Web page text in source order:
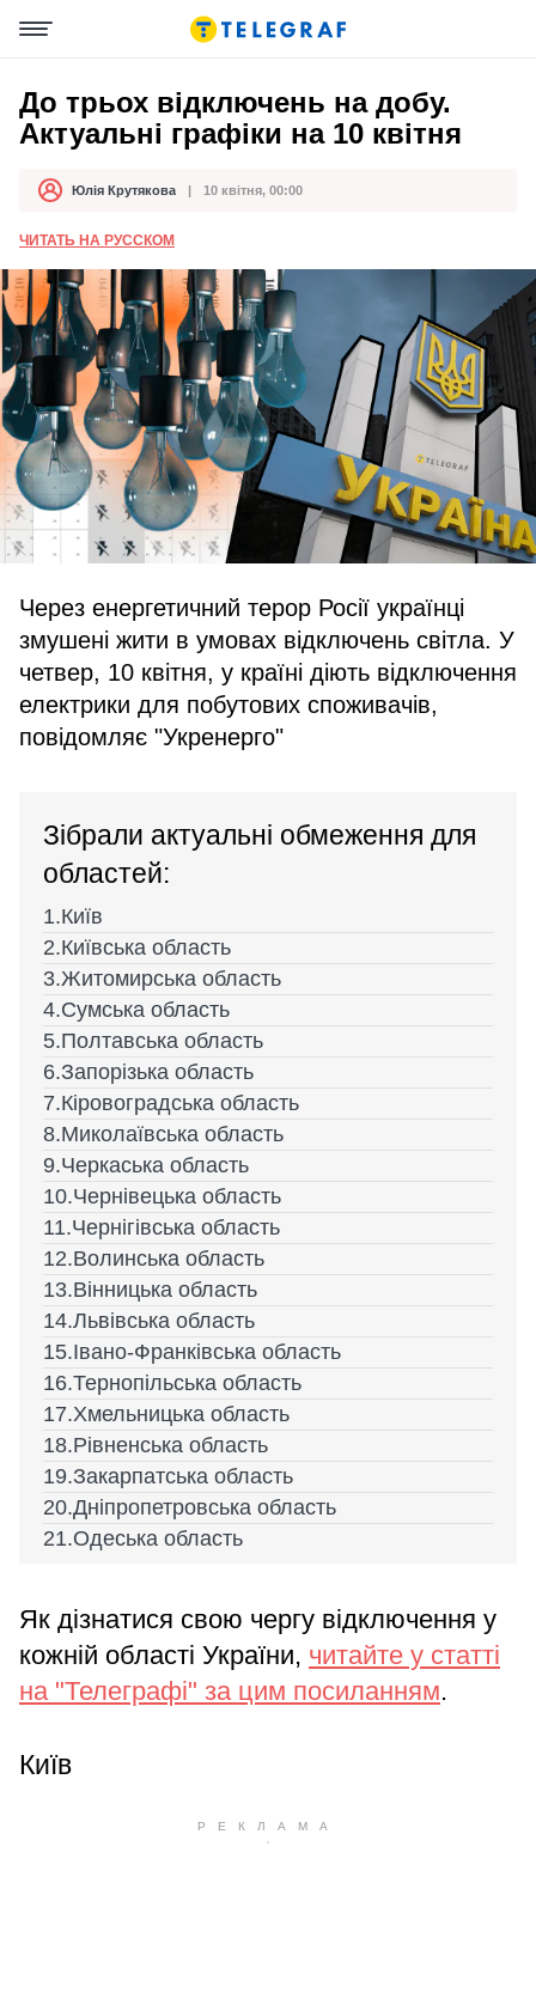
До трьох відключень на добу.
Актуальні графіки на 10 квітня
АвторЮлія Крутякова
Дата публікації 10 квітня, 00:00
ЧИТАТЬ НА РУССКОМ
Через енергетичний терор Росії українці
змушені жити в умовах відключень світла. У
четвер, 10 квітня, у країні діють відключення
електрики для побутових споживачів,
повідомляє "Укренерго"
Зібрали актуальні обмеження для
областей:
Київ
Київська область
Житомирська область
Сумська область
Полтавська область
Запорізька область
Кіровоградська область
Миколаївська область
Черкаська область
Чернівецька область
Чернігівська область
Волинська область
Вінницька область
Львівська область
Івано-Франківська область
Тернопільська область
Хмельницька область
Рівненська область
Закарпатська область
Дніпропетровська область
Одеська область
Як дізнатися свою чергу відключення у
кожній області України, читайте у статті
на "Телеграфі" за цим посиланням.
Київ